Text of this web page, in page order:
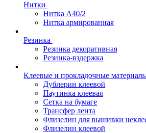
Нитки
Нитка А40/2
Нитка армированная
Резинка
Резинка декоративная
Резинка-вздержка
Клеевые и прокладочные
Дублерин клеевой
Паутинка клеевая
Сетка на бумаге
Трансфер лента
Флизелин для вышивки
Флизелин клеевой